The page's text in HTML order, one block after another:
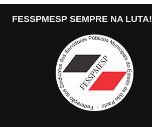
FESSPMESP SEMPRE NA LUTA!